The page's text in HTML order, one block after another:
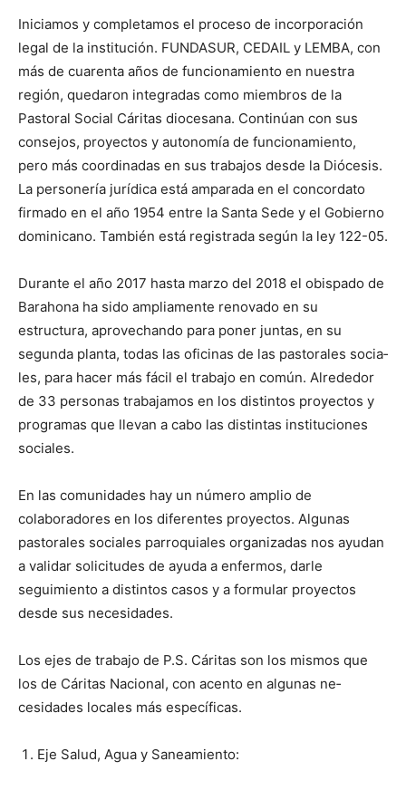
Ini­ciamos y completamos el proceso de incorporación
legal de la ins­titución. FUNDASUR, CEDAIL y LEMBA, con
más de cuarenta años de funcio­namiento en nuestra
región, queda­ron integradas como miembros de la
Pastoral Social Cáritas diocesana. Continúan con sus
consejos, proyectos y autonomía de funcio­namiento,
pero más coordinadas en sus trabajos desde la Diócesis.
La personería jurídica está amparada en el concor­dato
firmado en el año 1954 entre la Santa Sede y el Go­bierno
dominica­no. También está registrada según la ley 122-05.
Durante el año 2017 hasta marzo del 2018 el obispado de
Barahona ha sido ampliamente renovado en su
estructura, aprovechando para poner juntas, en su
segunda planta, todas las oficinas de las pastorales socia­
les, para hacer más fácil el trabajo en común. Alrededor
de 33 personas trabajamos en los distintos proyectos y
programas que llevan a cabo las distintas instituciones
sociales.
En las comunidades hay un nú­mero amplio de
colaboradores en los diferentes proyectos. Algunas
pastorales sociales parroquiales organizadas nos ayudan
a validar solicitu­des de ayuda a enfermos, darle
seguimiento a distintos casos y a formular proyectos
desde sus necesidades.
Los ejes de trabajo de P.S. Cáritas son los mismos que
los de Cáritas Nacional, con acento en algunas ne­
cesidades locales más específicas.
Eje Salud, Agua y Saneamiento: